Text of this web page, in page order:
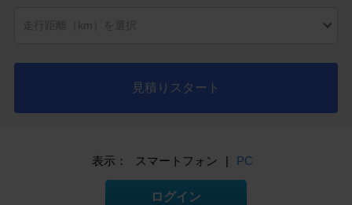
見積りスタート
表示： スマートフォン | PC
ログイン